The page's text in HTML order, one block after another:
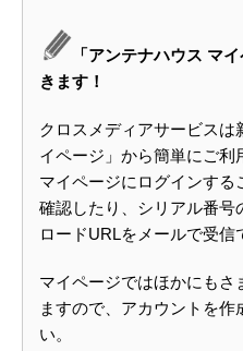
「アンテナハウス マ
きます！
クロスメディアサービスは
イページ」から簡単にご利
マイページにログインする
確認したり、シリアル番号
ロードURLをメールで受信
マイページではほかにもさ
ますので、アカウントを作
い。